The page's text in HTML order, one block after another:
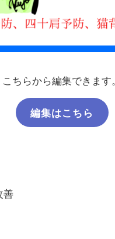
こちらから編集できます。
編集はこちら
善